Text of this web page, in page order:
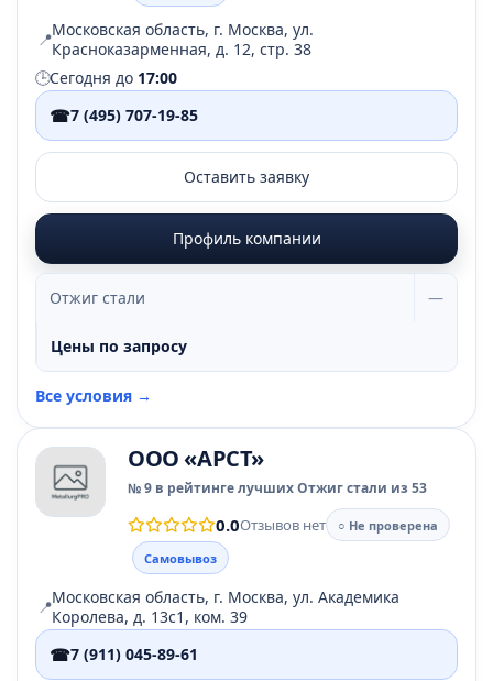
📍Московская область, г. Москва, ул.
Красноказарменная, д. 12, стр. 38
🕒Сегодня до 17:00
☎7 (495) 707-19-85
Оставить заявку
Профиль компании
Отжиг стали —
Цены по запросу
Все условия →
ООО «АРСТ»
№ 9 в рейтинге лучших Отжиг стали из 53
0.0Отзывов нет
○ Не проверена
Самовывоз
📍Московская область, г. Москва, ул. Академика
Королева, д. 13с1, ком. 39
☎7 (911) 045-89-61